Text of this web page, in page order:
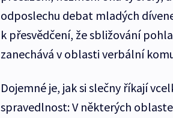
odposlechu debat mladých
k přesvědčení, že sbližování
zanechává v oblasti verbální
Dojemné je, jak si slečny říkají
spravedlnost: V některých